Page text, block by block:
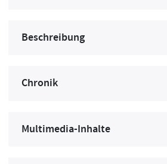
Beschreibung
Chronik
Multimedia-Inhalte